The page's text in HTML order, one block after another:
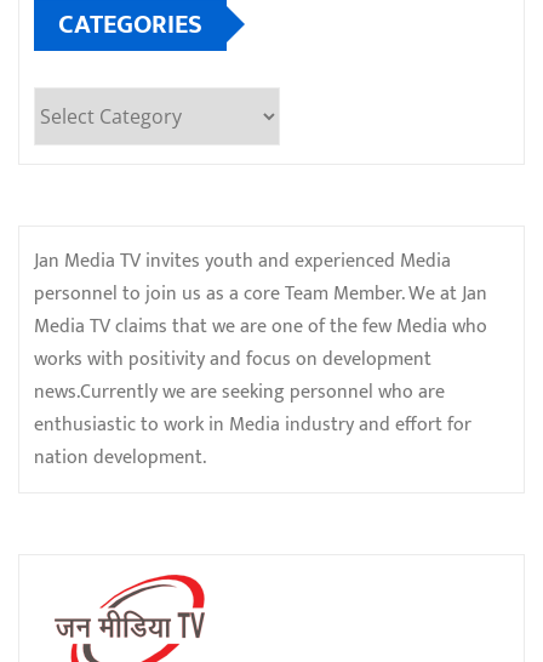
CATEGORIES
Categories
Jan Media TV invites youth and experienced Media
personnel to join us as a core Team Member. We at Jan
Media TV claims that we are one of the few Media who
works with positivity and focus on development
news.Currently we are seeking personnel who are
enthusiastic to work in Media industry and effort for
nation development.